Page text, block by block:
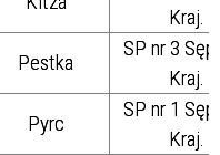
Kraj.
Pestka
SP nr 3
Kraj.
Pyrc
SP nr 1
Kraj.